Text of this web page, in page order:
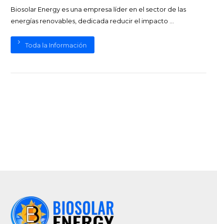
Biosolar Energy es una empresa líder en el sector de las
energías renovables, dedicada reducir el impacto ...
Toda la Información